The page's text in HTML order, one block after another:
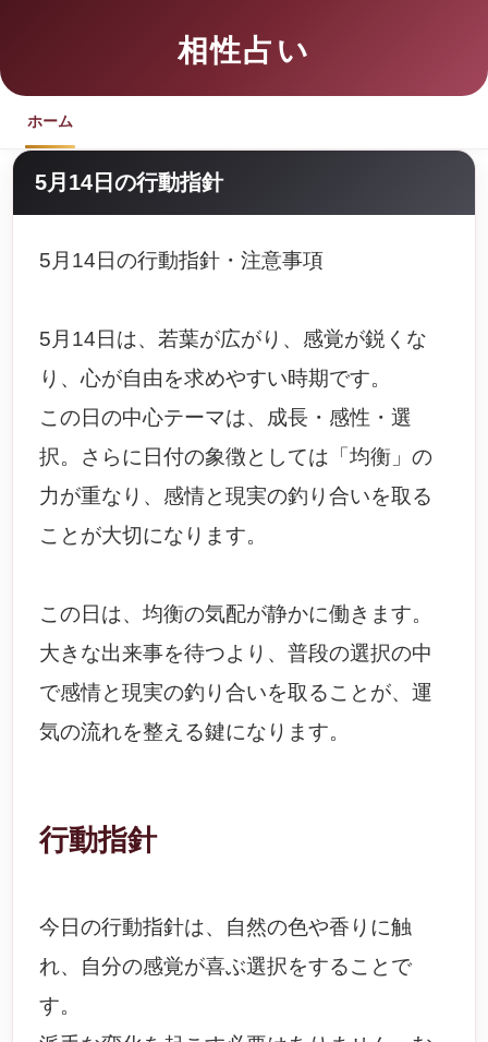
相性占い
ホーム
5月14日の行動指針
5月14日の行動指針・注意事項
5月14日は、若葉が広がり、感覚が鋭くな
り、心が自由を求めやすい時期です。
この日の中心テーマは、成長・感性・選
択。さらに日付の象徴としては「均衡」の
力が重なり、感情と現実の釣り合いを取る
ことが大切になります。
この日は、均衡の気配が静かに働きます。
大きな出来事を待つより、普段の選択の中
で感情と現実の釣り合いを取ることが、運
気の流れを整える鍵になります。
行動指針
今日の行動指針は、自然の色や香りに触
れ、自分の感覚が喜ぶ選択をすることで
す。